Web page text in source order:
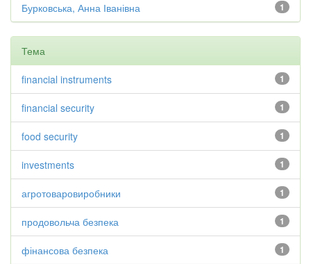
1
Бурковська, Анна Іванівна
Тема
1
financial instruments
1
financial security
1
food security
1
investments
1
агротоваровиробники
1
продовольча безпека
1
фінансова безпека